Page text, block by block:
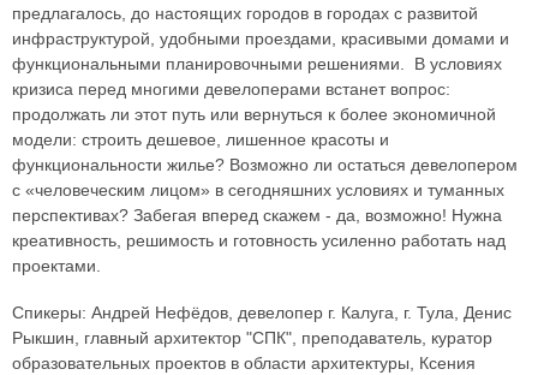
предлагалось, до настоящих городов в городах с развитой
инфраструктурой, удобными проездами, красивыми домами и
функциональными планировочными решениями. В условиях
кризиса перед многими девелоперами встанет вопрос:
продолжать ли этот путь или вернуться к более экономичной
модели: строить дешевое, лишенное красоты и
функциональности жилье? Возможно ли остаться девелопером
с «человеческим лицом» в сегодняшних условиях и туманных
перспективах? Забегая вперед скажем - да, возможно! Нужна
креативность, решимость и готовность усиленно работать над
проектами.
Спикеры: Андрей Нефёдов, девелопер г. Калуга, г. Тула, Денис
Рыкшин, главный архитектор "СПК", преподаватель, куратор
образовательных проектов в области архитектуры, Ксения